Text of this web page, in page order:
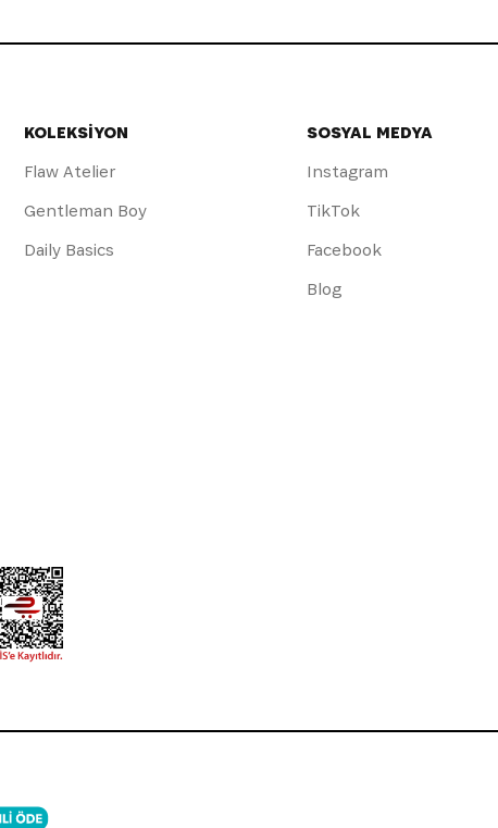
KOLEKSİYON
Flaw Atelier
Gentleman Boy
Daily Basics
SOSYAL MEDYA
Instagram
TikTok
Facebook
Blog